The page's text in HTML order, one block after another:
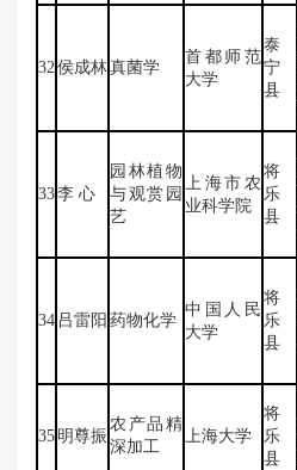
32侯成林真菌学
首都师范
大学
泰
宁
县
33李 心
园林植物
与观赏园
艺
上海市农
业科学院
将
乐
县
34 吕雷阳 药物化学
中国人民
大学
将
乐
县
35 明尊振
农产品精
深加工
上海大学
将
乐
县